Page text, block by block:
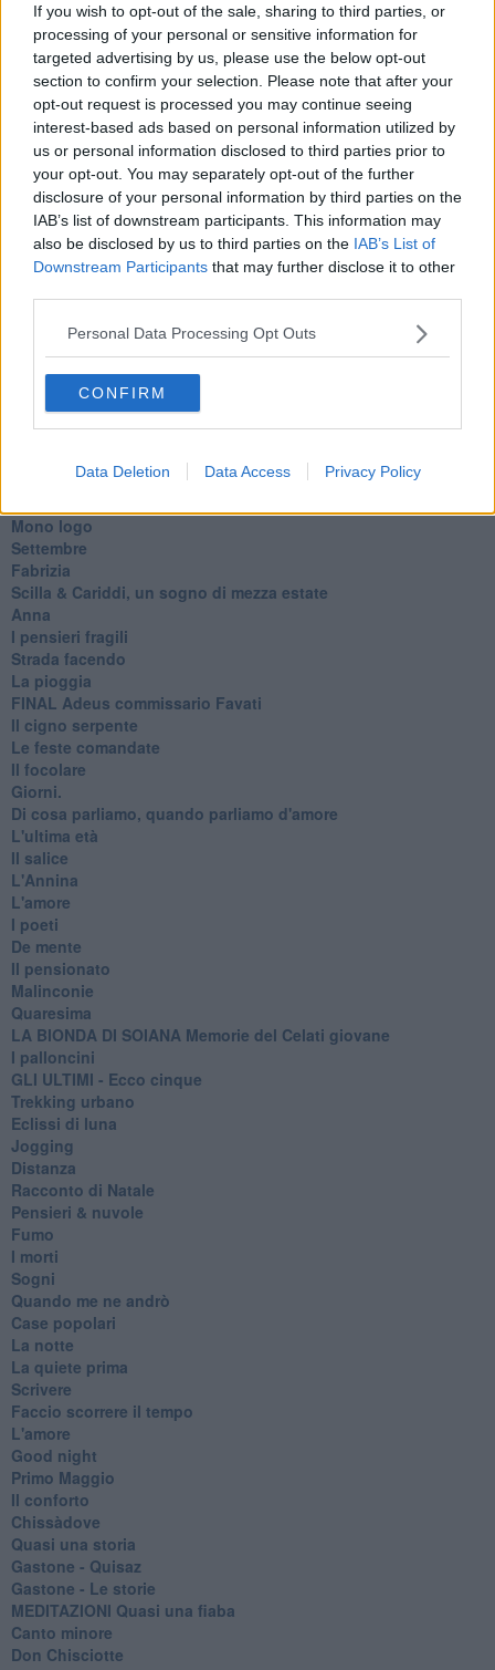
If you wish to opt-out of the sale, sharing to third parties, or
processing of your personal or sensitive information for
targeted advertising by us, please use the below opt-out
section to confirm your selection. Please note that after your
opt-out request is processed you may continue seeing
interest-based ads based on personal information utilized by
us or personal information disclosed to third parties prior to
your opt-out. You may separately opt-out of the further
disclosure of your personal information by third parties on the
IAB’s list of downstream participants. This information may
also be disclosed by us to third parties on the IAB’s List of
Downstream Participants that may further disclose it to other
Personal Data Processing Opt Outs
CONFIRM
Data Deletion Data Access Privacy Policy
Pensieri incoerenti
Dal balcone
Insomnia
Il guardiano
Lo sgombero
Erodoto e Tucidide
Il padre della storia
Pensieri brevi
L'evoluzione della specie
Il servizio
Riflessioni
L'Oscuro
Cristobal
Il paese dei balocchi
La balena
La bufera
Il mago, la pera e il Bar la Posta
Elogio dell'ombra
Mono logo
Settembre
Fabrizia
​Scilla & Cariddi, un sogno di mezza estate
Anna
I pensieri fragili
Strada facendo
La pioggia
FINAL Adeus commissario Favati
Il cigno serpente
Le feste comandate
Il focolare
Giorni.
Di cosa parliamo, quando parliamo d'amore
L'ultima età
Il salice
L'Annina
L'amore
I poeti
De mente
Il pensionato
Malinconie
Quaresima
LA BIONDA DI SOIANA Memorie del Celati giovane
I palloncini
GLI ULTIMI - Ecco cinque
Trekking urbano
Eclissi di luna
Jogging
Distanza
Racconto di Natale
Pensieri & nuvole
Fumo
I morti
Sogni
Quando me ne andrò
Case popolari
La notte
La quiete prima
Scrivere
Faccio scorrere il tempo
L'amore
Good night
Primo Maggio
Il conforto
Chissàdove
Quasi una storia
Gastone - Quisaz
Gastone - Le storie
MEDITAZIONI Quasi una fiaba
Canto minore
Don Chisciotte